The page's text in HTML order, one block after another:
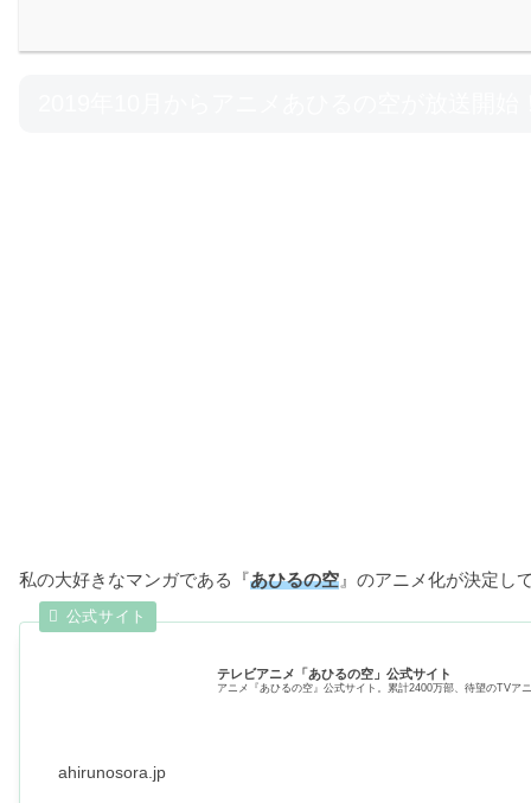
私の大好きなマンガである『あひるの空 』のアニメ化が決定し
テレビアニメ「あひるの空」公式サイト
アニメ『あひるの空』公式サイト。累計2400万部、待望のTVア
ahirunosora.jp